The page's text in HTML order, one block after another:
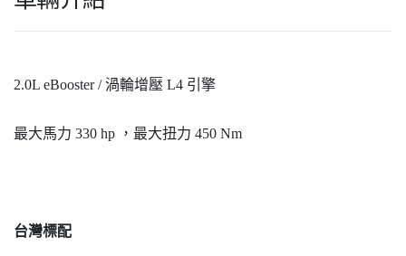
2.0L eBooster / 渦輪增壓 L4 引擎
最大馬力 330 hp ，最大扭力 450 Nm
台灣標配